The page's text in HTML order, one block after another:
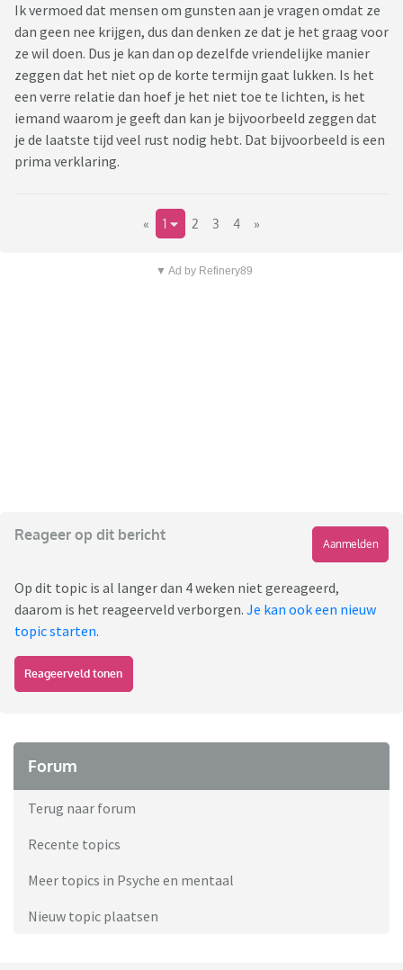
Ik vermoed dat mensen om gunsten aan je vragen omdat ze
dan geen nee krijgen, dus dan denken ze dat je het graag voor
ze wil doen. Dus je kan dan op dezelfde vriendelijke manier
zeggen dat het niet op de korte termijn gaat lukken. Is het
een verre relatie dan hoef je het niet toe te lichten, is het
iemand waarom je geeft dan kan je bijvoorbeeld zeggen dat
je de laatste tijd veel rust nodig hebt. Dat bijvoorbeeld is een
prima verklaring.
« 1 2 3 4 »
▼ Ad by Refinery89
Reageer op dit bericht
Aanmelden
Op dit topic is al langer dan 4 weken niet gereageerd,
daarom is het reageerveld verborgen. Je kan ook een nieuw
topic starten.
Reageerveld tonen
Forum
Terug naar forum
Recente topics
Meer topics in Psyche en mentaal
Nieuw topic plaatsen